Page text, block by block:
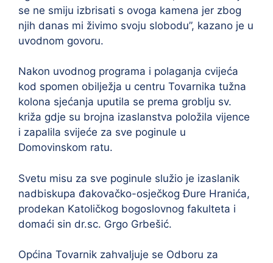
se ne smiju izbrisati s ovoga kamena jer zbog
njih danas mi živimo svoju slobodu”, kazano je u
uvodnom govoru.
Nakon uvodnog programa i polaganja cvijeća
kod spomen obilježja u centru Tovarnika tužna
kolona sjećanja uputila se prema groblju sv.
križa gdje su brojna izaslanstva položila vijence
i zapalila svijeće za sve poginule u
Domovinskom ratu.
Svetu misu za sve poginule služio je izaslanik
nadbiskupa đakovačko-osječkog Đure Hranića,
prodekan Katoličkog bogoslovnog fakulteta i
domaći sin dr.sc. Grgo Grbešić.
Općina Tovarnik zahvaljuje se Odboru za